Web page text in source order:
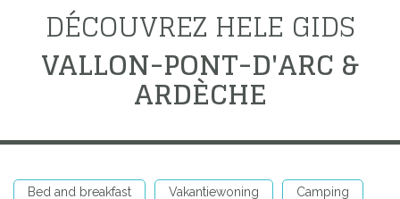
DÉCOUVREZ HELE GIDS
VALLON-PONT-D'ARC &
ARDÈCHE
Bed and breakfast Vakantiewoning Camping